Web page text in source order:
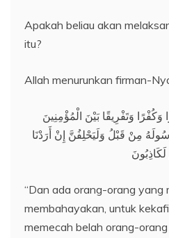
Apakah beliau akan
itu?
Allah menurunkan firman-
وَتَفْرِيقًا بَيْنَ الْمُؤْمِنِينَ
مِنْ قَبْلُ وَلَيَحْلِفُنَّ إِنْ أَرَدْنَا
“Dan ada orang-orang yang
membahayakan, untuk
memecah belah orang-